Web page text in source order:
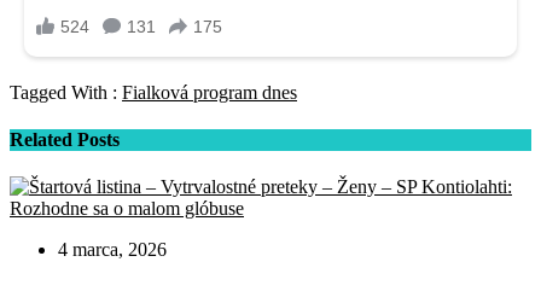
Tagged With : Fialková program dnes
Related Posts
4 marca, 2026